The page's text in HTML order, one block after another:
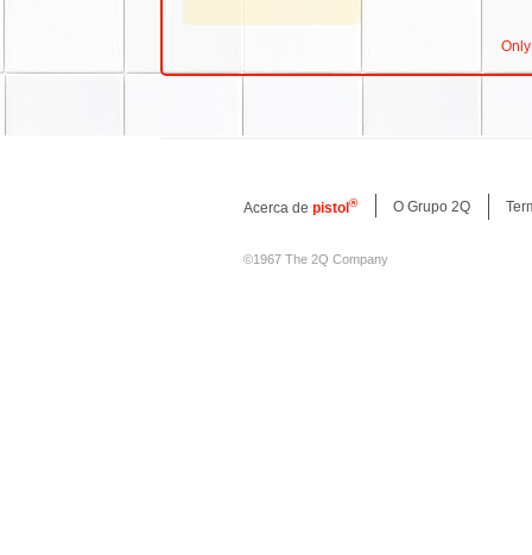
Acerca de pistol® O Grupo 2Q
©1967 The 2Q Company